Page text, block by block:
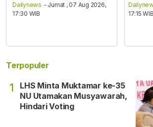
Dailynews - Jumat , 07 Aug 2026,
17:30 WIB
17:15 WIB
Terpopuler
1
LHS Minta Muktamar ke-35
NU Utamakan Musyawarah,
Hindari Voting